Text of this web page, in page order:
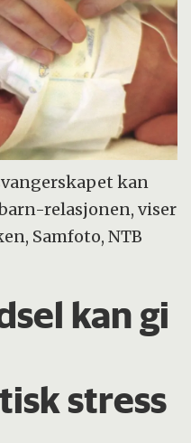
kan
relasjonen, viser
Samfoto, NTB
kan gi
stress